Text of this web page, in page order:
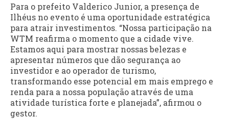
Para o prefeito Valderico Junior, a presença de
Ilhéus no evento é uma oportunidade estratégica
para atrair investimentos. “Nossa participação na
WTM reafirma o momento que a cidade vive.
Estamos aqui para mostrar nossas belezas e
apresentar números que dão segurança ao
investidor e ao operador de turismo,
transformando esse potencial em mais emprego e
renda para a nossa população através de uma
atividade turística forte e planejada”, afirmou o
gestor.